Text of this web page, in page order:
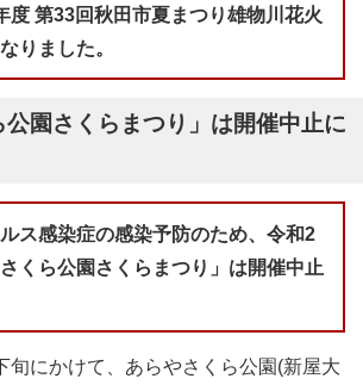
度 第33回秋田市夏まつり雄物川花火
りました。
公園さくらまつり」は開催中止に
ス感染症の感染予防のため、令和2
くら公園さくらまつり」は開催中止
旬にかけて、あらやさくら公園(新屋大